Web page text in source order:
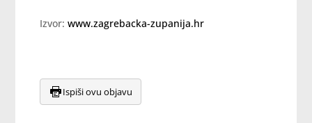
Izvor:www.zagrebacka-zupanija.hr
Ispiši ovu objavu